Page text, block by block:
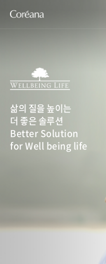
삶의 질을 높이는
더 좋은 솔루션
Better Solution
for Well being life